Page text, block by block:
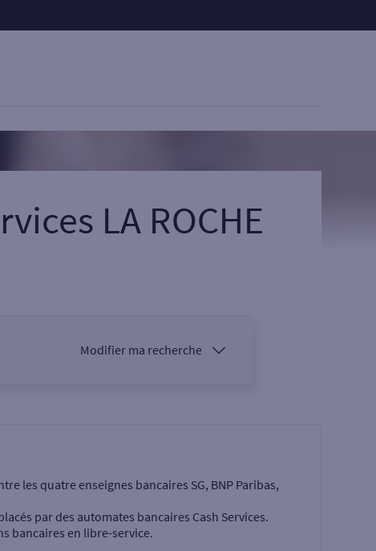
LA ROCHE
Modifier ma recherche
les quatre enseignes bancaires SG, BNP Paribas,
par des automates bancaires Cash Services.
bancaires en libre-service.